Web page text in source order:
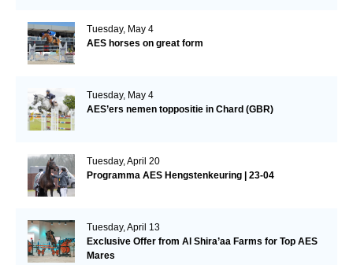
Tuesday, May 4
AES horses on great form
Tuesday, May 4
AES’ers nemen toppositie in Chard (GBR)
Tuesday, April 20
Programma AES Hengstenkeuring | 23-04
Tuesday, April 13
Exclusive Offer from Al Shira’aa Farms for Top AES
Mares